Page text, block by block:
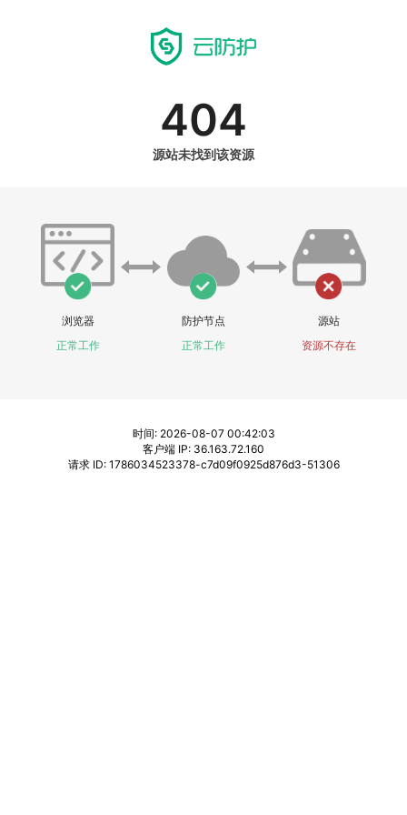
404
源站未找到该资源
浏览器
正常工作
防护节点
正常工作
源站
资源不存在
时间: 2026-08-07 00:42:03
客户端 IP: 36.163.72.160
请求 ID: 1786034523378-c7d09f0925d876d3-51306